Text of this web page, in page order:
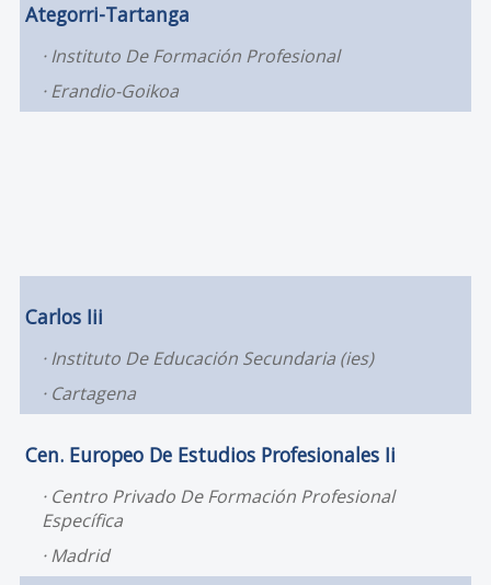
Ategorri-Tartanga
Instituto De Formación Profesional
Erandio-Goikoa
Carlos Iii
Instituto De Educación Secundaria (ies)
Cartagena
Cen. Europeo De Estudios Profesionales Ii
Centro Privado De Formación Profesional
Específica
Madrid